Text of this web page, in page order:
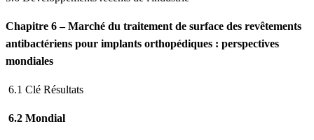
Chapitre 6 – Marché du traitement de surface des revêtements
antibactériens pour implants orthopédiques : perspectives
mondiales
6.1 Clé Résultats
6.2 Mondial